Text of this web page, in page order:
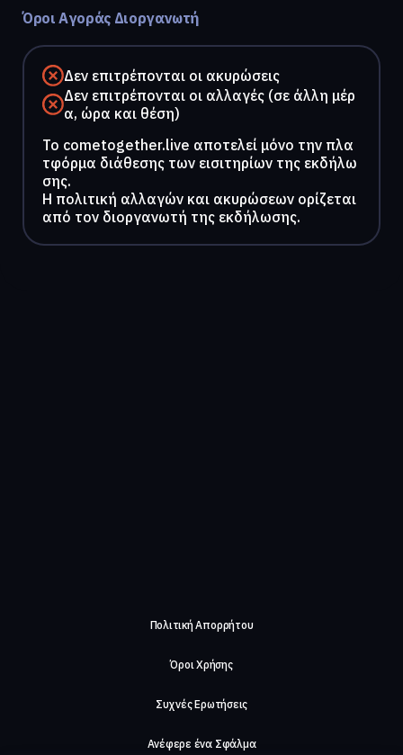
Όροι Αγοράς Διοργανωτή
Δεν επιτρέπονται οι ακυρώσεις
Δεν επιτρέπονται οι αλλαγές (σε άλλη μέρ
α, ώρα και θέση)
To cometogether.live αποτελεί μόνο την πλα
τφόρμα διάθεσης των εισιτηρίων της εκδήλω
σης.
Η πολιτική αλλαγών και ακυρώσεων ορίζεται
από τον διοργανωτή της εκδήλωσης.
Πολιτική Απορρήτου
Όροι Χρήσης
Συχνές Ερωτήσεις
Ανέφερε ένα Σφάλμα